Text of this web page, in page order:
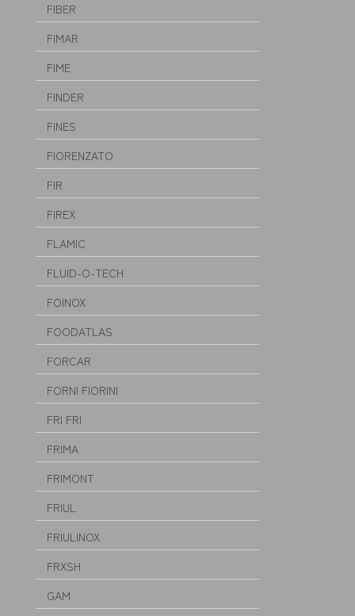
FIBER
FIMAR
FIME
FINDER
FINES
FIORENZATO
FIR
FIREX
FLAMIC
FLUID-O-TECH
FOINOX
FOODATLAS
FORCAR
FORNI FIORINI
FRI FRI
FRIMA
FRIMONT
FRIUL
FRIULINOX
FRXSH
GAM